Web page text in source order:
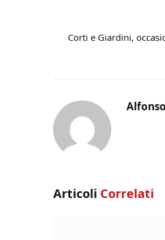
Corti e Giardini,
Articoli Correlati